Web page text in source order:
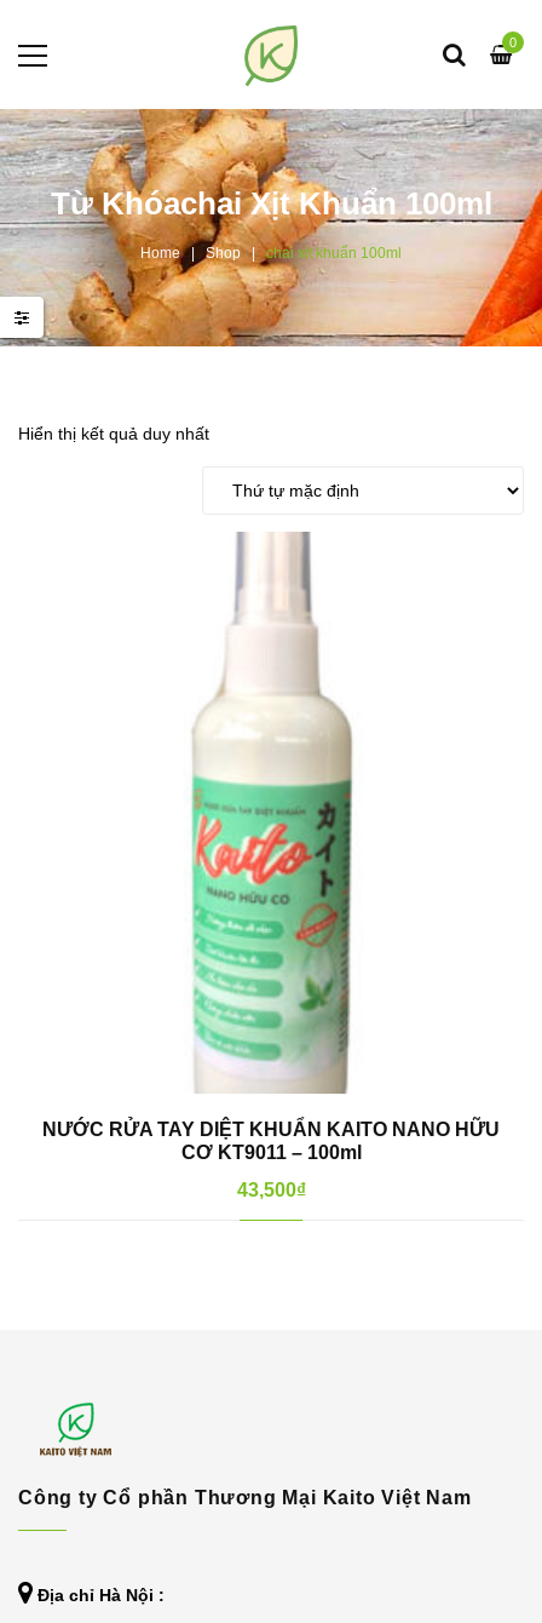
0
Từ Khóachai Xịt Khuẩn 100ml
Home Shop chai xịt khuẩn 100ml
Hiển thị kết quả duy nhất
NƯỚC RỬA TAY DIỆT KHUẨN KAITO NANO HỮU
CƠ KT9011 – 100ml
43,500₫
Công ty Cổ phần Thương Mại Kaito Việt Nam
Địa chỉ Hà Nội :